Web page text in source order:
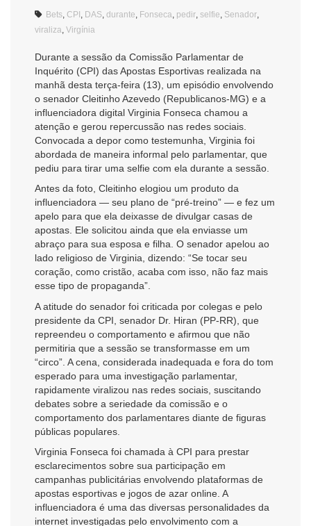
Bets CPI DAS durante Fonseca pedir selfie Senador
viraliza Virgínia
Durante a sessão da Comissão Parlamentar de
Inquérito (CPI) das Apostas Esportivas realizada na
manhã desta terça-feira (13), um episódio envolvendo
o senador Cleitinho Azevedo (Republicanos-MG) e a
influenciadora digital Virginia Fonseca chamou a
atenção e gerou repercussão nas redes sociais.
Convocada a depor como testemunha, Virginia foi
abordada de maneira informal pelo parlamentar, que
pediu para tirar uma selfie com ela durante a sessão.
Antes da foto, Cleitinho elogiou um produto da
influenciadora — seu plano de “pré-treino” — e fez um
apelo para que ela deixasse de divulgar casas de
apostas. Ele solicitou ainda que ela enviasse um
abraço para sua esposa e filha. O senador apelou ao
lado religioso de Virginia, dizendo: “Se tocar seu
coração, como cristão, acaba com isso, não faz mais
esse tipo de propaganda”.
A atitude do senador foi criticada por colegas e pelo
presidente da CPI, senador Dr. Hiran (PP-RR), que
repreendeu o comportamento e afirmou que não
permitiria que a sessão se transformasse em um
“circo”. A cena, considerada inadequada e fora do tom
esperado para uma investigação parlamentar,
rapidamente viralizou nas redes sociais, suscitando
debates sobre a seriedade da comissão e o
comportamento dos parlamentares diante de figuras
públicas populares.
Virginia Fonseca foi chamada à CPI para prestar
esclarecimentos sobre sua participação em
campanhas publicitárias envolvendo plataformas de
apostas esportivas e jogos de azar online. A
influenciadora é uma das diversas personalidades da
internet investigadas pelo envolvimento com a